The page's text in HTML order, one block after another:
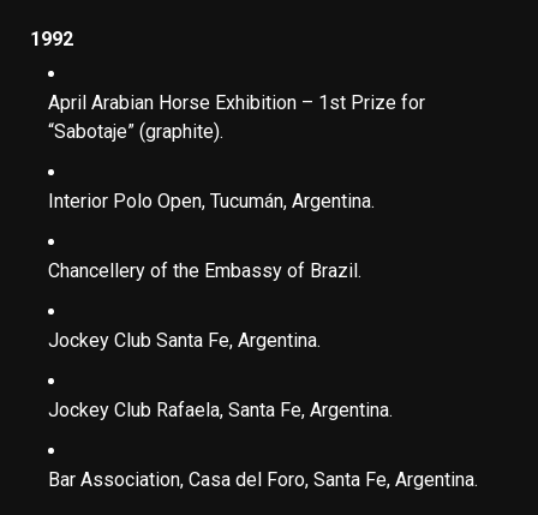
1992
April Arabian Horse Exhibition – 1st Prize for
“Sabotaje” (graphite).
Interior Polo Open, Tucumán, Argentina.
Chancellery of the Embassy of Brazil.
Jockey Club Santa Fe, Argentina.
Jockey Club Rafaela, Santa Fe, Argentina.
Bar Association, Casa del Foro, Santa Fe, Argentina.